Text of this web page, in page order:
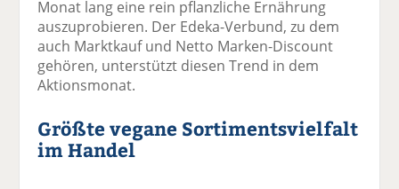
Monat lang eine rein pflanzliche Ernährung
auszuprobieren. Der Edeka-Verbund, zu dem
auch Marktkauf und Netto Marken-Discount
gehören, unterstützt diesen Trend in dem
Aktionsmonat.
Größte vegane Sortimentsvielfalt
im Handel